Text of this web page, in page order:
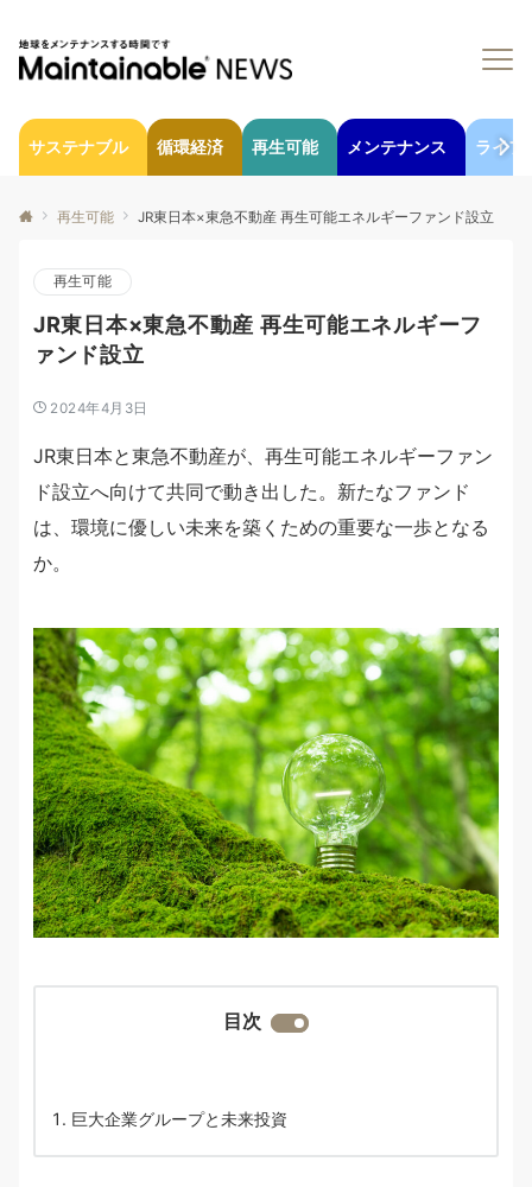
サステナブル 循環経済 再生可能 メンテナンス ライフ
再生可能 JR東日本×東急不動産 再生可能エネルギーファンド設立
再生可能
JR東日本×東急不動産 再生可能エネルギーフ
ァンド設立
2024年4月3日
JR東日本と東急不動産が、再生可能エネルギーファン
ド設立へ向けて共同で動き出した。新たなファンド
は、環境に優しい未来を築くための重要な一歩となる
か。
目次
巨大企業グループと未来投資